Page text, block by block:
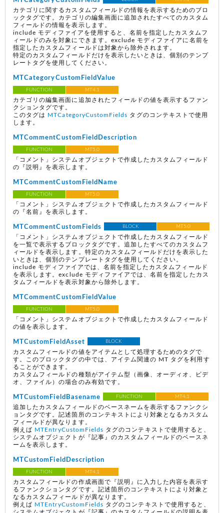
カテゴリに関するカスタムフィールドの情報を表示するためのブロ
ックタグです。カテゴリの編集画面に追加されたすべてのカスタム
フィールドの情報を表示します。
include モディファイアを使用すると、名前を指定したカスタムフ
ィールドのみを対象にできます。exclude モディファイアに名前を
指定したカスタムフィールドは対象から除外されます。
特定のカスタムフィールドだけを表示したいときは、個別のテンプ
レートタグを使用してください。
MTCategoryCustomFieldValue
FUNCTION MT4.1
カテゴリの編集画面に追加されたフィールドの値を表示するファン
クションタグです。
このタグは
MTCategoryCustomFields タグのコンテキストで使用
します。
MTCommentCustomFieldDescription
FUNCTION MT5.0
「コメント」システムオブジェクトで作成したカスタムフィールド
の『説明』を表示します。
MTCommentCustomFieldName
FUNCTION MT5.0
「コメント」システムオブジェクトで作成したカスタムフィールド
の『名前』を表示します。
MTCommentCustomFields BLOCK MT5.0
「コメント」システムオブジェクトで作成したカスタムフィールド
を一覧で表示するブロックタグです。追加したすべてのカスタムフ
ィールドを表示します。特定のカスタムフィールドだけを表示した
いときは、個別のテンプレートタグを使用してください。
include モディファイアでは、名前を指定したカスタムフィールド
を表示します。exclude モディファイアでは、名前を指定したカス
タムフィールドを表示対象から除外します。
MTCommentCustomFieldValue
FUNCTION MT5.0
「コメント」システムオブジェクトで作成したカスタムフィールド
の値を表示します。
MTCustomFieldAsset BLOCK
カスタムフィールドの値をアイテムとして処理するためのタグで
す。このブロックタグの中では、アイテム関連の MT タグを利用す
ることができます。
カスタムフィールドの種類がアイテム型（画像、オーディオ、ビデ
オ、ファイル）の場合のみ有効です。
MTCustomFieldBasename FUNCTION MT4.1
追加したカスタムフィールドのベースネームを表示するファンクシ
ョンタグです。記述箇所のコンテキストにより対象となるカスタム
フィールドが異なります。
例えば
MTEntryCustomFields タグのコンテキストで使用すると、
システムオブジェクトが『記事』のカスタムフィールドのベースネ
ームを表示します。
MTCustomFieldDescription
FUNCTION MT4.1
カスタムフィールドの作成画面で『説明』に入力した内容を表示す
るファンクションタグです。記述箇所のコンテキストにより対象と
なるカスタムフィールドが異なります。
例えば
MTEntryCustomFields タグのコンテキストで使用すると、